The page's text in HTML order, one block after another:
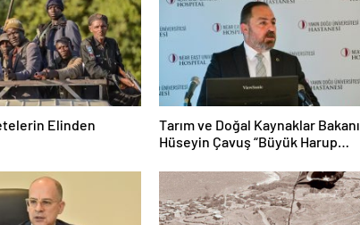
Elinden
Tarım ve Doğal Kaynaklar Bakanı
Hüseyin Çavuş “Büyük Harup